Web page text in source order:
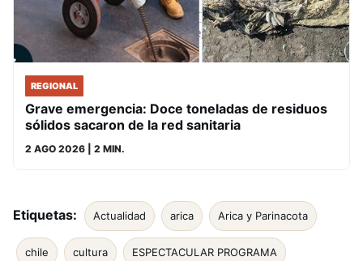
REGIONAL
Grave emergencia: Doce toneladas de residuos
sólidos sacaron de la red sanitaria
2 AGO 2026 | 2 MIN.
Etiquetas: Actualidad arica Arica y Parinacota
chile cultura ESPECTACULAR PROGRAMA